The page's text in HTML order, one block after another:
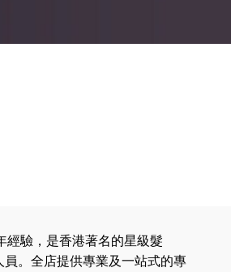
驗，是香港著名的星級髮
。全店提供專業及一站式的專